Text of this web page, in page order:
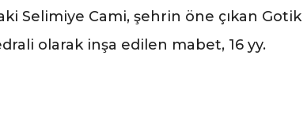
Selimiye Cami, şehrin öne çıkan Gotik
olarak inşa edilen mabet, 16 yy.